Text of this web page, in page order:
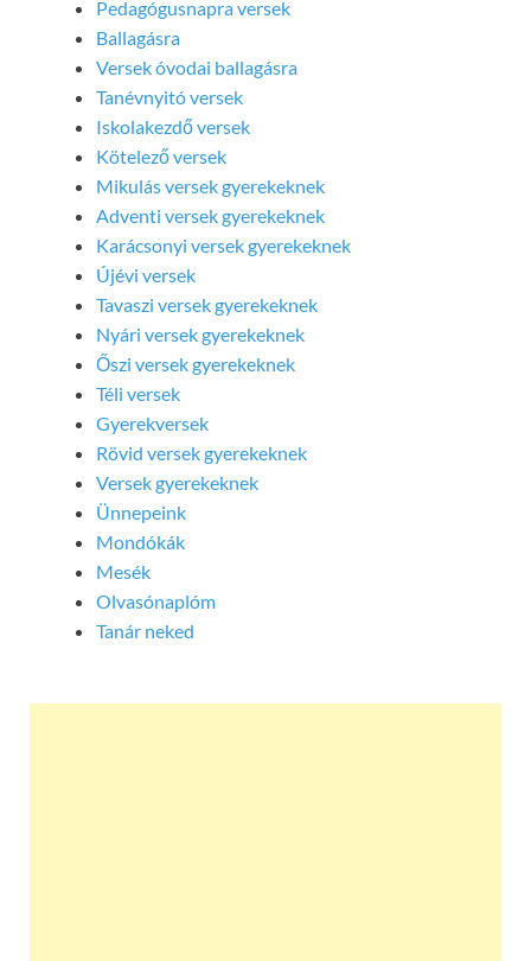
Pedagógusnapra versek
Ballagásra
Versek óvodai ballagásra
Tanévnyitó versek
Iskolakezdő versek
Kötelező versek
Mikulás versek gyerekeknek
Adventi versek gyerekeknek
Karácsonyi versek gyerekeknek
Újévi versek
Tavaszi versek gyerekeknek
Nyári versek gyerekeknek
Őszi versek gyerekeknek
Téli versek
Gyerekversek
Rövid versek gyerekeknek
Versek gyerekeknek
Ünnepeink
Mondókák
Mesék
Olvasónaplóm
Tanár neked